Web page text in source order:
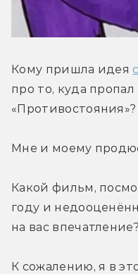
Кому пришла идея
про то, куда
«Противостояния»?
Мне и моему
Какой фильм,
году и
на вас впечатление?
К сожалению, я в